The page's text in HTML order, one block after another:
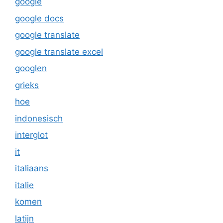
google docs
google translate
google translate excel
googlen
grieks
hoe
indonesisch
interglot
it
italiaans
italie
komen
latijn